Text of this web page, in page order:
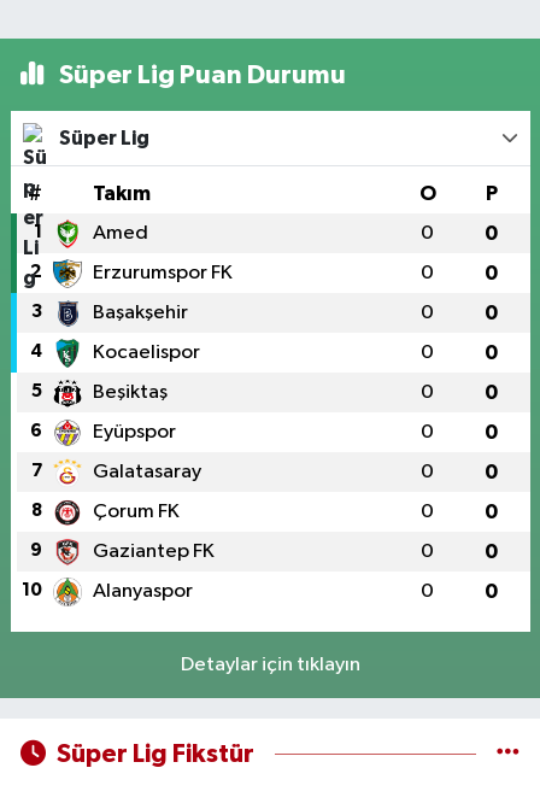
Süper Lig Puan Durumu
Süper Lig
# Takım O P
1 Amed 0 0
2 Erzurumspor FK 0 0
3 Başakşehir 0 0
4 Kocaelispor 0 0
5 Beşiktaş 0 0
6 Eyüpspor 0 0
7 Galatasaray 0 0
8 Çorum FK 0 0
9 Gaziantep FK 0 0
10 Alanyaspor 0 0
Detaylar için tıklayın
Süper Lig Fikstür